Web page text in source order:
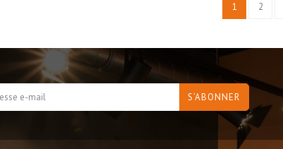
1 2